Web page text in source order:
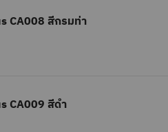
CA008 สีกรมท่า
CA009 สีดำ